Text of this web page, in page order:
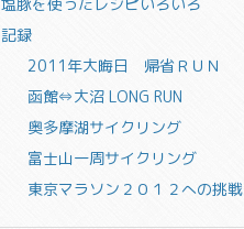
記録
2011年大晦日 帰省ＲＵＮ
函館⇔大沼 LONG RUN
奥多摩湖サイクリング
富士山一周サイクリング
東京マラソン２０１２への挑戦